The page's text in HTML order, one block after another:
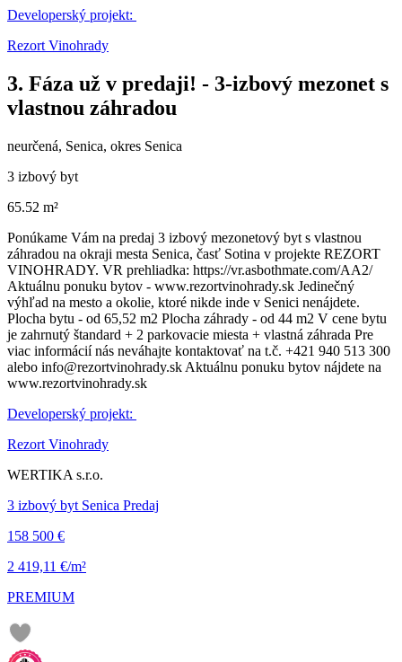
Developerský projekt:
Rezort Vinohrady
3. Fáza už v predaji! - 3-izbový mezonet s
vlastnou záhradou
neurčená, Senica, okres Senica
3 izbový byt
65.52 m²
Ponúkame Vám na predaj 3 izbový mezonetový byt s vlastnou
záhradou na okraji mesta Senica, časť Sotina v projekte REZORT
VINOHRADY. VR prehliadka: https://vr.asbothmate.com/AA2/
Aktuálnu ponuku bytov - www.rezortvinohrady.sk Jedinečný
výhľad na mesto a okolie, ktoré nikde inde v Senici nenájdete.
Plocha bytu - od 65,52 m2 Plocha záhrady - od 44 m2 V cene bytu
je zahrnutý štandard + 2 parkovacie miesta + vlastná záhrada Pre
viac informácií nás neváhajte kontaktovať na t.č. +421 940 513 300
alebo info@rezortvinohrady.sk Aktuálnu ponuku bytov nájdete na
www.rezortvinohrady.sk
Developerský projekt:
Rezort Vinohrady
WERTIKA s.r.o.
3 izbový byt Senica Predaj
158 500 €
2 419,11 €/m²
PREMIUM